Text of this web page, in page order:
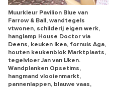
Muurkleur Pavilion Blue van
Farrow & Ball, wandtegels
vtwonen, schilderij eigen werk,
hanglamp House Doctor via
Deens, keuken Ikea, fornuis Aga,
houten keukenblok Marktplaats,
tegelvloer Jan van IJken.
Wandplanken Opsetims,
hangmand vlooienmarkt,
pannenlappen, blauwe vaas,